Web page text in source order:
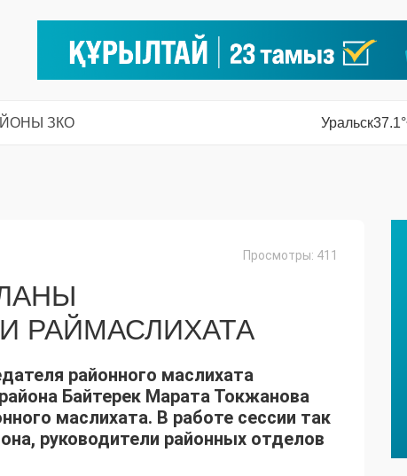
ЗКО Уральск37.1°
Просмотры: 411
РАЙМАСЛИХАТА
районного маслихата
Байтерек Марата Токжанова
маслихата. В работе сессии так
руководители районных отделов